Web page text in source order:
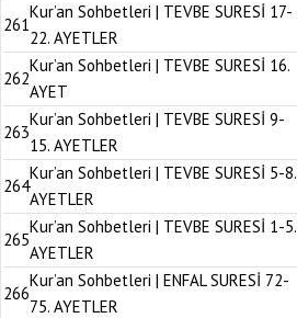
261
Kur’an Sohbetleri | TEVBE SURESİ 17-
22. AYETLER
262
Kur’an Sohbetleri | TEVBE SURESİ 16.
AYET
263
Kur’an Sohbetleri | TEVBE SURESİ 9-
15. AYETLER
264
Kur’an Sohbetleri | TEVBE SURESİ 5-8.
AYETLER
265
Kur’an Sohbetleri | TEVBE SURESİ 1-5.
AYETLER
266
Kur’an Sohbetleri | ENFAL SURESİ 72-
75. AYETLER